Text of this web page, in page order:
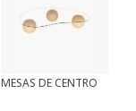
MESAS DE CENTRO